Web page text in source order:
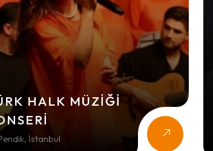
HALK MÜZIĞI
İstanbul